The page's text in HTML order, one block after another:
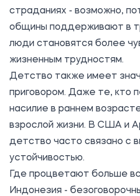
страданиях - возможно,
общины поддерживают в
люди становятся более
жизненным трудностям.
Детство также имеет
приговором. Даже те, кто
насилие в раннем
взрослой жизни. В США и
детство часто связано с
устойчивостью.
Где процветают больше
Индонезия -